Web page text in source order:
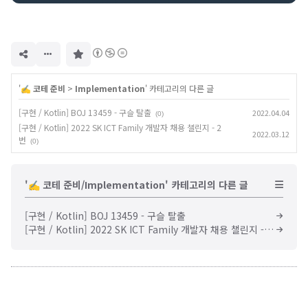
'✍️ 코테 준비 > Implementation' 카테고리의 다른 글
[구현 / Kotlin] BOJ 13459 - 구슬 탈출 (0) 2022.04.04
[구현 / Kotlin] 2022 SK ICT Family 개발자 채용 챌린지 - 2
번
(0)
2022.03.12
'✍️ 코테 준비/Implementation' 카테고리의 다른 글
[구현 / Kotlin] BOJ 13459 - 구슬 탈출
[구현 / Kotlin] 2022 SK ICT Family 개발자 채용 챌린지 - 2번